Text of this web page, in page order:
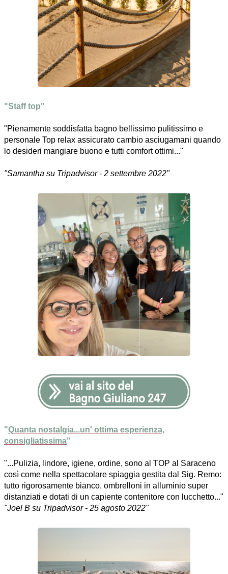
"Staff top"
Pienamente soddisfatta bagno bellissimo pulitissimo e
personale Top relax assicurato cambio asciugamani quando
lo desideri mangiare buono e tutti comfort ottimi...
"Samantha su Tripadvisor - 2 settembre 2022"
"Quanta nostalgia...un' ottima esperienza,
consigliatissima"
"...Pulizia, lindore, igiene, ordine, sono al TOP al Saraceno
così come nella spettacolare spiaggia gestita dal Sig. Remo:
tutto rigorosamente bianco, ombrelloni in alluminio super
distanziati e dotati di un capiente contenitore con lucchetto..."
"Joel B su Tripadvisor - 25 agosto 2022"